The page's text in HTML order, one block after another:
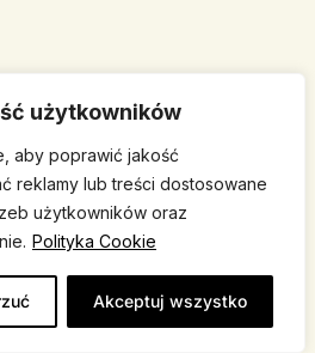
użytkowników
aby poprawić jakość
reklamy lub treści dostosowane
użytkowników oraz
Polityka Cookie
Akceptuj wszystko